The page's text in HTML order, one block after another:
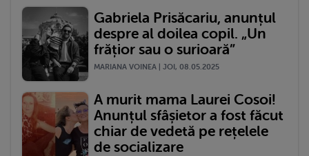
Gabriela Prisăcariu, anunțul
despre al doilea copil. „Un
frățior sau o surioară”
MARIANA VOINEA | JOI, 08.05.2025
A murit mama Laurei Cosoi!
Anunțul sfâșietor a fost făcut
chiar de vedetă pe rețelele
de socializare